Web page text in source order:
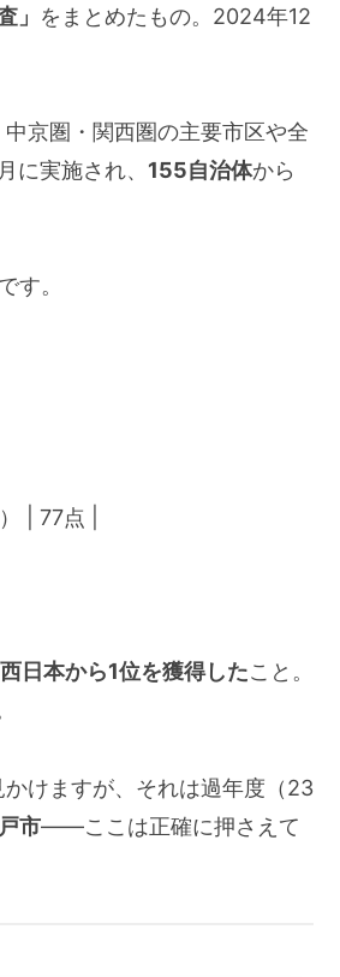
」 をまとめたもの。2024年12
中京圏・関西圏の主要市区や全
に実施され、 155自治体から
す。
| 77点 |
日本から1位を獲得したこと。
けますが、それは過年度（23
市——ここは正確に押さえて